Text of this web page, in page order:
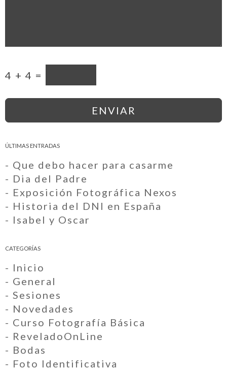
4 + 4 =
ÚLTIMAS ENTRADAS
- Que debo hacer para casarme
- Dia del Padre
- Exposición Fotográfica Nexos
- Historia del DNI en España
- Isabel y Oscar
CATEGORÍAS
- Inicio
- General
- Sesiones
- Novedades
- Curso Fotografía Básica
- ReveladoOnLine
- Bodas
- Foto Identificativa